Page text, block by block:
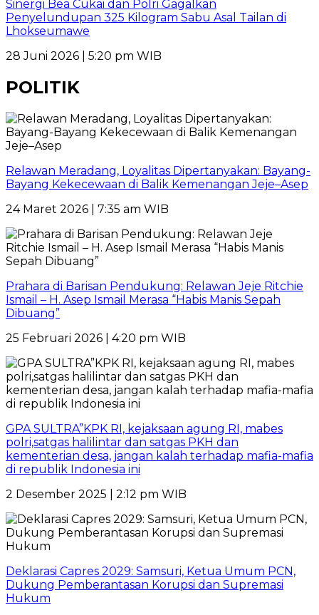
Sinergi Bea Cukai dan Polri Gagalkan
Penyelundupan 325 Kilogram Sabu Asal Tailan di
Lhokseumawe
28 Juni 2026 | 5:20 pm WIB
POLITIK
Relawan Meradang, Loyalitas Dipertanyakan: Bayang-
Bayang Kekecewaan di Balik Kemenangan Jeje–Asep
24 Maret 2026 | 7:35 am WIB
Prahara di Barisan Pendukung: Relawan Jeje Ritchie
Ismail – H. Asep Ismail Merasa “Habis Manis Sepah
Dibuang”
25 Februari 2026 | 4:20 pm WIB
GPA SULTRA”KPK RI, kejaksaan agung RI, mabes
polri,satgas halilintar dan satgas PKH dan
kementerian desa, jangan kalah terhadap mafia-mafia
di republik Indonesia ini
2 Desember 2025 | 2:12 pm WIB
Deklarasi Capres 2029: Samsuri, Ketua Umum PCN,
Dukung Pemberantasan Korupsi dan Supremasi
Hukum